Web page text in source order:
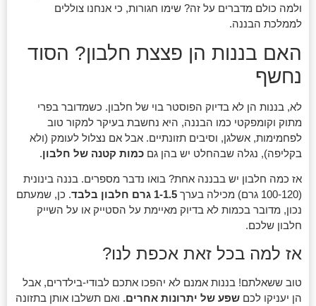
ולמה כולם מדברים על זה? שימו חגורות, כי אנחנו צוללים
לממלכת הבננה.
האם בננות הן פצצת חלבון? הסוד
נחשף
לא, בננות הן לא בדיוק הפוסטר בוי של חלבון. כשמדובר בפרי
מתוק וקומפקטי כמו הבננה, היא נחשבת בעיקר למקור טוב
לפחמימות, אשלגן, וסיבים תזונתיים. אבל אם נצלול לעומק (ולא
בקליפה), נגלה שבהחלט יש בהן גם כמות קטנה של חלבון.
אז כמה חלבון יש בבננה אחת? בואו נדבר מספרים. בננה בינונית
(100-120 גרם) מכילה בערך
1-1.5 גרם חלבון בלבד
. כן, שמעתם
נכון, מדובר בכמות לא בדיוק מאיימת על הסטייק או על השייק
חלבון שלכם.
אז למה בכל זאת אכפת לנו?
טוב ששאלתם! בננות אמנם לא יהפכו אתכם לבודי-בילדרים, אבל
הן יעניקו לכם שפע של יתרונות אחרים. ואם תשלבו אותן בתזונה